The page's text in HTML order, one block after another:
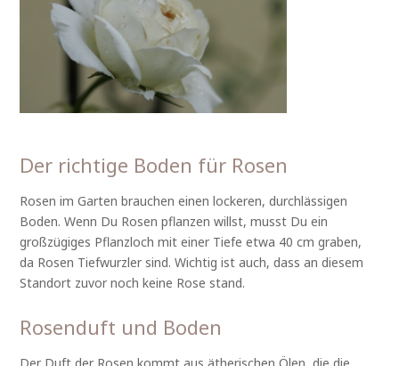
Der richtige Boden für Rosen
Rosen im Garten brauchen einen lockeren, durchlässigen
Boden. Wenn Du Rosen pflanzen willst, musst Du ein
großzügiges Pflanzloch mit einer Tiefe etwa 40 cm graben,
da Rosen Tiefwurzler sind. Wichtig ist auch, dass an diesem
Standort zuvor noch keine Rose stand.
Rosenduft und Boden
Der Duft der Rosen kommt aus ätherischen Ölen, die die